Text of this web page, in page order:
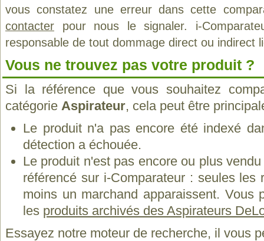
vous constatez une erreur dans cette
contacter pour nous le signaler. i-
responsable de tout dommage direct ou indirect
Vous ne trouvez pas votre produit ?
Si la référence que vous souhaitez
catégorie Aspirateur, cela peut être
Le produit n'a pas encore été indexé
détection a échouée.
Le produit n'est pas encore ou plus
référencé sur i-Comparateur : seules les
moins un marchand apparaissent. Vous
les produits archivés des Aspirateurs
Essayez notre moteur de recherche, il vous